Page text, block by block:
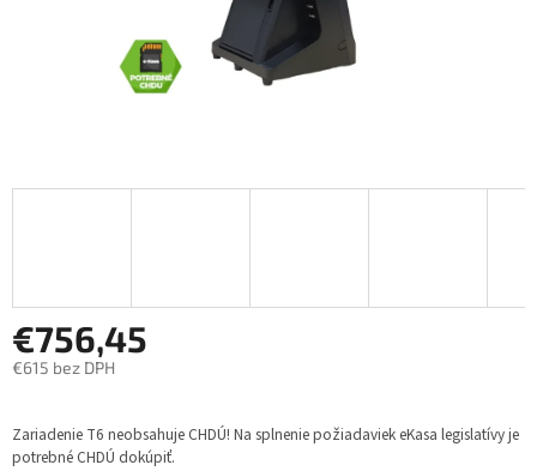
€756,45
€615 bez DPH
cena:
Zariadenie T6 neobsahuje CHDÚ! Na splnenie požiadaviek eKasa legislatívy je
potrebné CHDÚ dokúpiť.